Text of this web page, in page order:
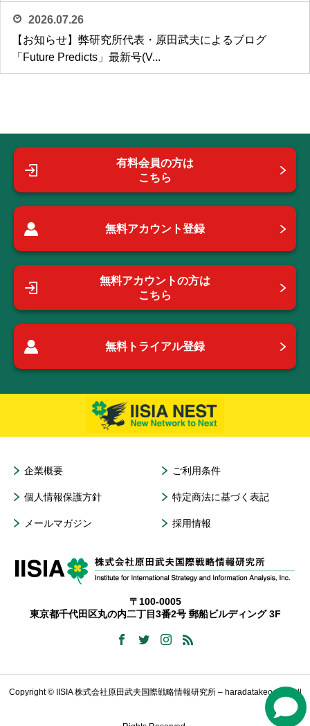
2026.07.26
【お知らせ】弊研究所代表・原田武夫によるブログ
「Future Predicts」最新号(V...
有料会員の方は
こちら
無料アカウント登録
無料アカウントの方は
こちら
無料トライアル登録
企業概要 ご利用条件
個人情報保護方針 特定商法に基づく表記
メールマガジン 採用情報
〒100-0005
東京都千代田区丸の内二丁目3番2号 郵船ビルディング 3F
Copyright © IISIA 株式会社原田武夫国際戦略情報研究所 – haradatakeo.com All